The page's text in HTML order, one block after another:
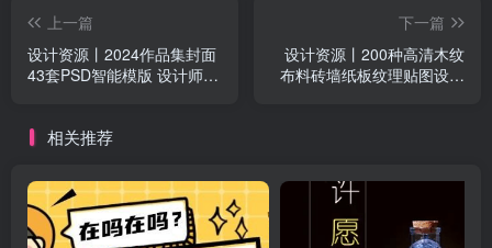
上一篇
设计资源丨2024作品集封面
43套PSD智能模版 设计师作
下一篇
设计资源丨200种高清木纹
布料砖墙纸板纹理贴图设计
相关推荐